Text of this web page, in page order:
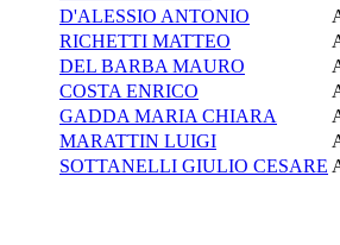
D'ALESSIO ANTONIO
RICHETTI MATTEO
DEL BARBA MAURO
COSTA ENRICO
GADDA MARIA CHIARA
MARATTIN LUIGI
SOTTANELLI GIULIO CESARE